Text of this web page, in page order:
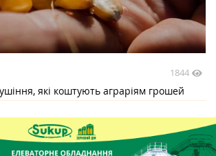
1844
які коштують аграріям грошей